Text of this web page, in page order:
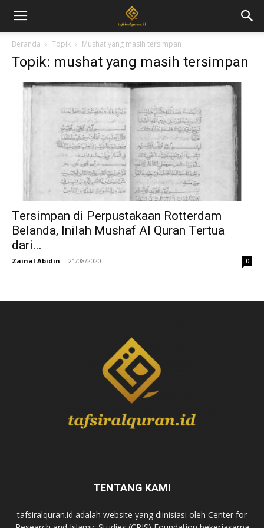
Beranda Topik Mushat yang masih tersimpan
Topik: mushat yang masih tersimpan
Tersimpan di Perpustakaan Rotterdam
Belanda, Inilah Mushaf Al Quran Tertua
dari...
Zainal Abidin - 21/08/2020 0
TENTANG KAMI
tafsiralquran.id adalah website yang diinisiasi oleh Center for